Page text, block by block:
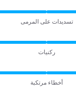
تسديدات على المرمى
ركنيات
أخطاء مرتكبة